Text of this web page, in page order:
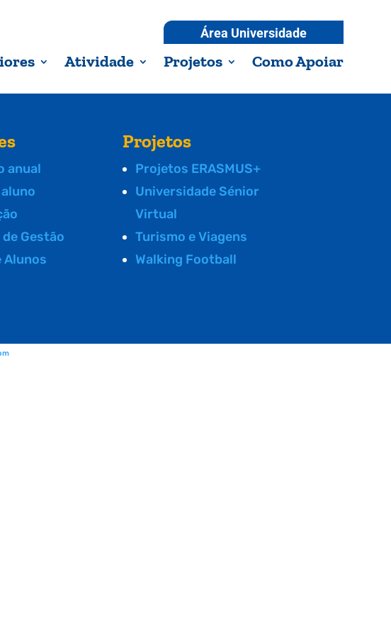
Área Universidade
Atividade Projetos Como Apoiar
anual
Gestão
Alunos
Projetos
Projetos ERASMUS+
Universidade Sénior
Virtual
Turismo e Viagens
Walking Football